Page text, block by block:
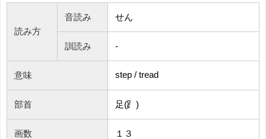
読み方
音読み せん
訓読み -
意味 step / tread
部首 足(⻊)
画数 １３